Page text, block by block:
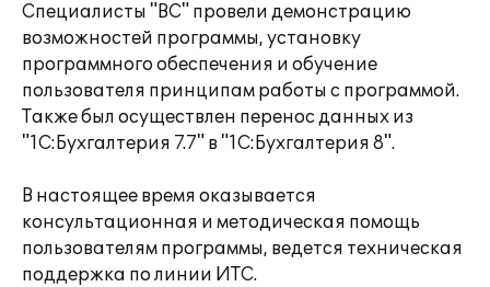
Специалисты "ВС" провели демонстрацию
возможностей программы, установку
программного обеспечения и обучение
пользователя принципам работы с программой.
Также был осуществлен перенос данных из
"1С:Бухгалтерия 7.7" в "1С:Бухгалтерия 8".
В настоящее время оказывается
консультационная и методическая помощь
пользователям программы, ведется техническая
поддержка по линии ИТС.